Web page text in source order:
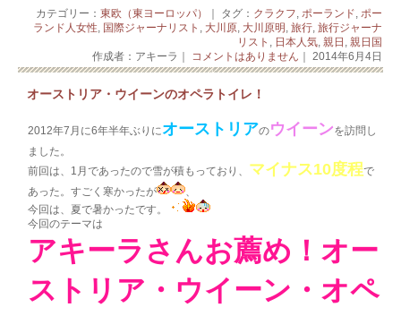
カテゴリー： 東欧（東ヨーロッパ） ｜ タグ： クラクフ, ポーランド, ポー
ランド人女性, 国際ジャーナリスト , 大川原, 大川原明 , 旅行, 旅行ジャーナ
リスト , 日本人気, 親日 , 親日国
作成者：アキーラ｜ コメントはありません ｜ 2014年6月4日
オーストリア・ウイーンのオペラトイレ！
2012年7月に6年半年ぶりにオーストリアのウイーンを訪問し
ました。
前回は、1月であったので雪が積もっており、 マイナス10度程で
あった。すごく寒かったが
、
今回は、夏で暑かったです。
今回のテーマは
アキーラさんお薦め！オー
ストリア・ウイーン・オペ